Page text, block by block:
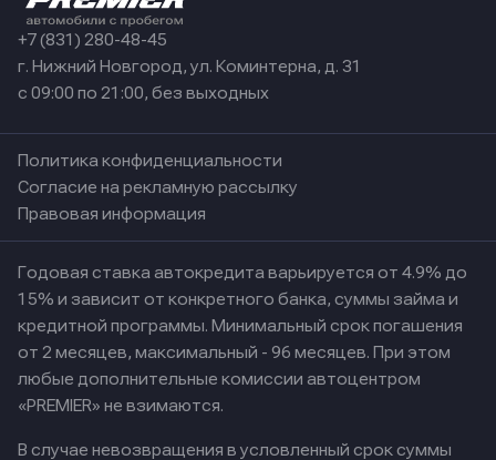
+7 (831) 280-48-45
г. Нижний Новгород, ул. Коминтерна, д. 31
с 09:00 по 21:00, без выходных
Политика конфиденциальности
Согласие на рекламную рассылку
Правовая информация
Годовая ставка автокредита варьируется от 4.9% до
15% и зависит от конкретного банка, суммы займа и
кредитной программы. Минимальный срок погашения
от 2 месяцев, максимальный - 96 месяцев. При этом
любые дополнительные комиссии автоцентром
«PREMIER» не взимаются.
В случае невозвращения в условленный срок суммы